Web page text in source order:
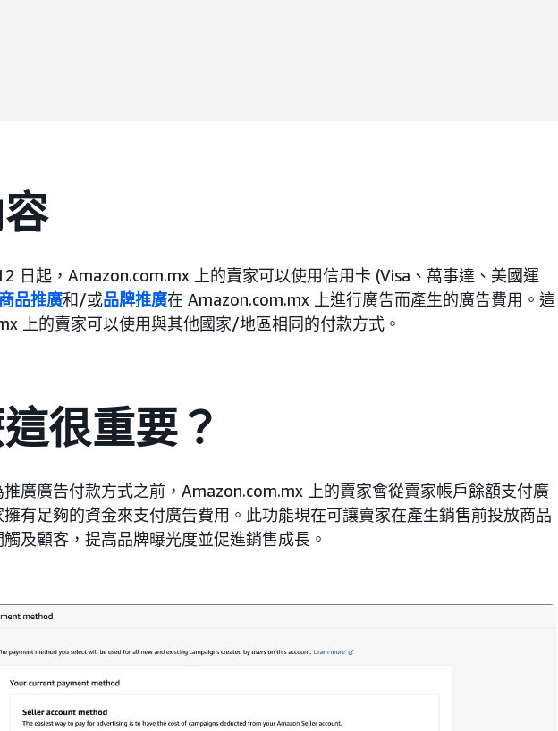
日起，Amazon.com.mx 上的賣家可以使用信用卡 (Visa、萬事達、美國運
商品推廣和/或品牌推廣在 Amazon.com.mx 上進行廣告而產生的廣告費用。這
上的賣家可以使用與其他國家/地區相同的付款方式。
很重要？
廣廣告付款方式之前，Amazon.com.mx 上的賣家會從賣家帳戶餘額支付廣
有足夠的資金來支付廣告費用。此功能現在可讓賣家在產生銷售前投放商品
及顧客，提高品牌曝光度並促進銷售成長。